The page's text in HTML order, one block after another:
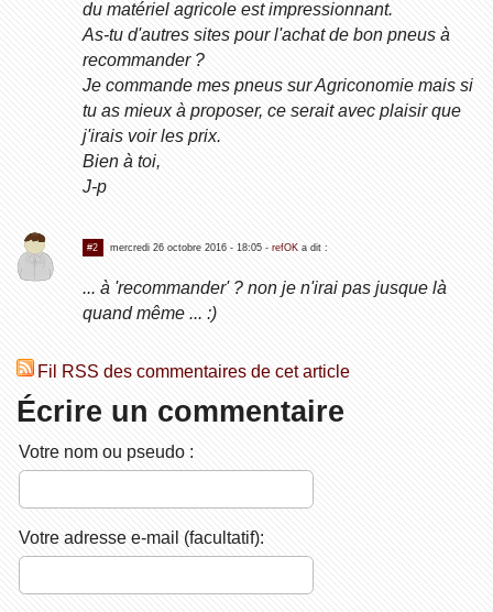
du matériel agricole est impressionnant.
As-tu d'autres sites pour l'achat de bon pneus à
recommander ?
Je commande mes pneus sur Agriconomie mais si
tu as mieux à proposer, ce serait avec plaisir que
j'irais voir les prix.
Bien à toi,
J-p
#2 mercredi 26 octobre 2016 - 18:05- refOKa dit :
... à 'recommander' ? non je n'irai pas jusque là
quand même ... :)
Fil RSS des commentaires de cet article
Écrire un commentaire
Votre nom ou pseudo :
Votre adresse e-mail (facultatif):